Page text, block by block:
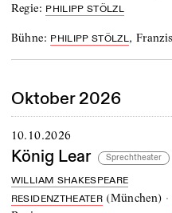
Regie: PHILIPP STÖLZL
Bühne: PHILIPP STÖLZL,
Oktober 2026
10.10.2026
König Lear Sprechtheater
WILLIAM SHAKESPEARE
RESIDENZTHEATER (München) ·